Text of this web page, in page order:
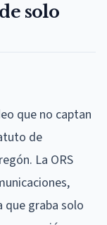
solo
que no captan
de
La ORS
que graba solo